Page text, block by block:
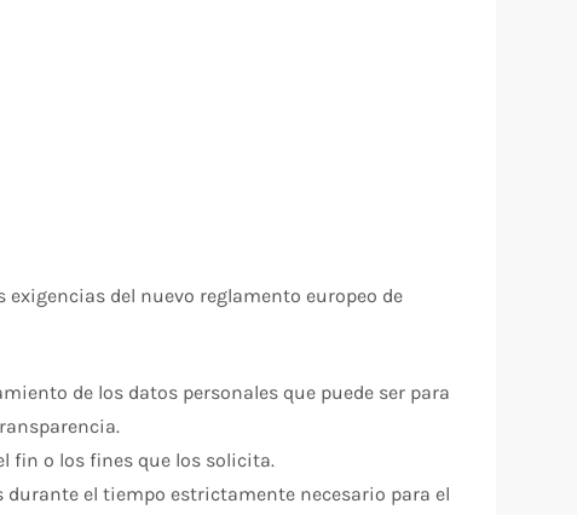
del nuevo reglamento europeo de
de los datos personales que puede ser para
fin o los fines que los solicita.
el tiempo estrictamente necesario para el